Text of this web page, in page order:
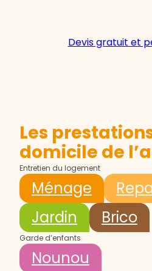
Devis gratuit et
Les
domicile de
Entretien du logement
Ménage
Jardin
Brico
Garde d’enfants
Nounou